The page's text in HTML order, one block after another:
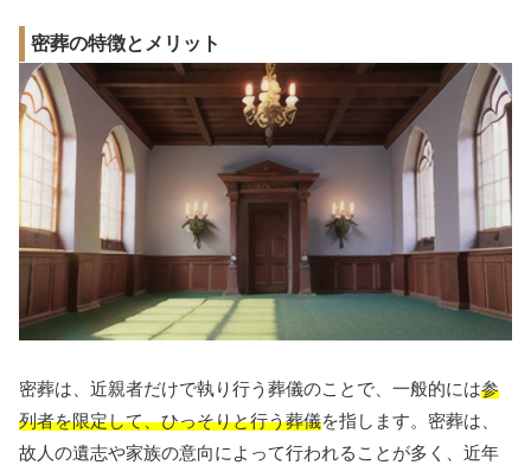
密葬の特徴とメリット
密葬は、近親者だけで執り行う葬儀のことで、一般的には参
列者を限定して、ひっそりと行う葬儀を指します。密葬は、
故人の遺志や家族の意向によって行われることが多く、近年